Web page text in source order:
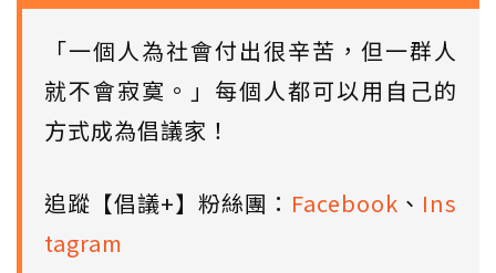
「一個人為社會付出很辛苦，但一群人
就不會寂寞。」每個人都可以用自己的
方式成為倡議家！
追蹤【倡議+】粉絲團： Facebook 、 Ins
tagram